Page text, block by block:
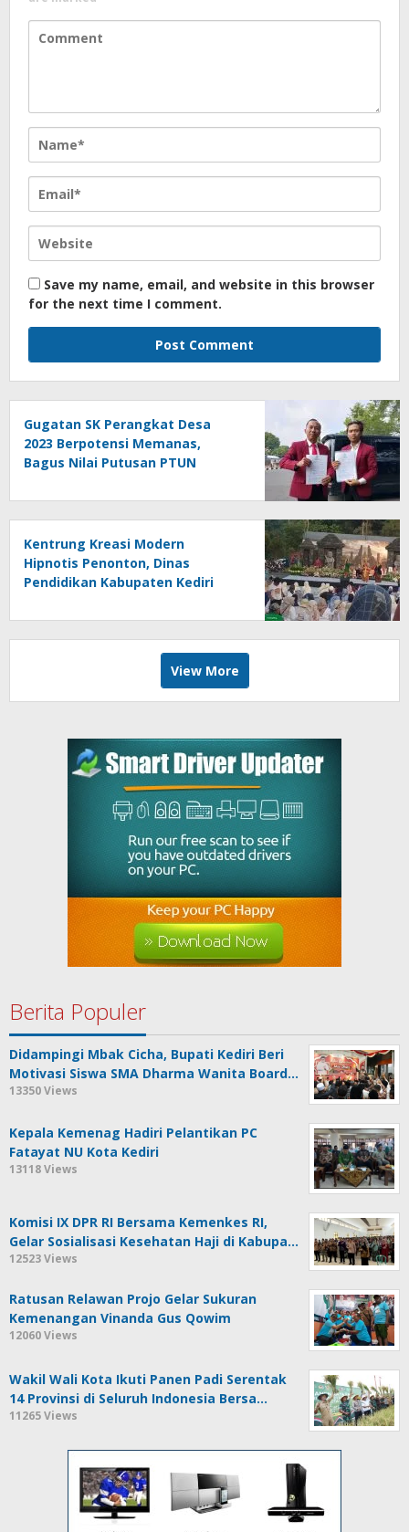
Save my name, email, and website in this browser
for the next time I comment.
Gugatan SK Perangkat Desa
2023 Berpotensi Memanas,
Bagus Nilai Putusan PTUN
Kentrung Kreasi Modern
Hipnotis Penonton, Dinas
Pendidikan Kabupaten Kediri
View More
Berita Populer
Didampingi Mbak Cicha, Bupati Kediri Beri
Motivasi Siswa SMA Dharma Wanita Board…
13350 Views
Kepala Kemenag Hadiri Pelantikan PC
Fatayat NU Kota Kediri
13118 Views
Komisi IX DPR RI Bersama Kemenkes RI,
Gelar Sosialisasi Kesehatan Haji di Kabupa…
12523 Views
Ratusan Relawan Projo Gelar Sukuran
Kemenangan Vinanda Gus Qowim
12060 Views
Wakil Wali Kota Ikuti Panen Padi Serentak
14 Provinsi di Seluruh Indonesia Bersa…
11265 Views